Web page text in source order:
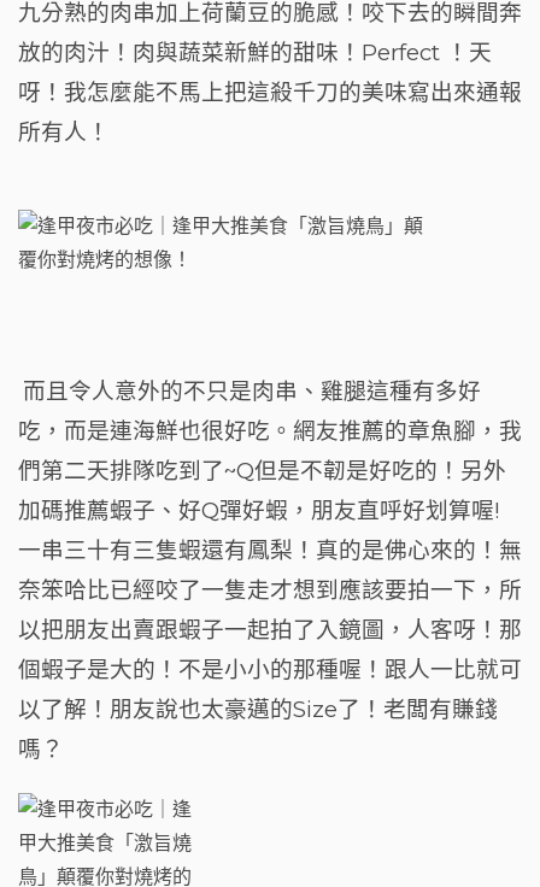
九分熟的肉串加上荷蘭豆的脆感！咬下去的瞬間奔
放的肉汁！肉與蔬菜新鮮的甜味！Perfect ！天
呀！我怎麼能不馬上把這殺千刀的美味寫出來通報
所有人！
而且令人意外的不只是肉串、雞腿這種有多好
吃，而是連海鮮也很好吃。網友推薦的章魚腳，我
們第二天排隊吃到了~Q但是不韌是好吃的！另外
加碼推薦蝦子、好Q彈好蝦，朋友直呼好划算喔!
一串三十有三隻蝦還有鳳梨！真的是佛心來的！無
奈笨哈比已經咬了一隻走才想到應該要拍一下，所
以把朋友出賣跟蝦子一起拍了入鏡圖，人客呀！那
個蝦子是大的！不是小小的那種喔！跟人一比就可
以了解！朋友說也太豪邁的Size了！老闆有賺錢
嗎？